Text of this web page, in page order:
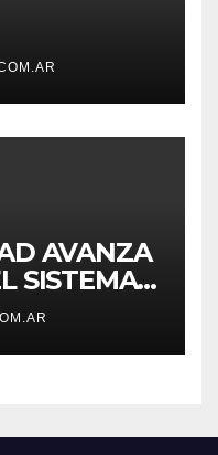
AVANZA
SISTEMA